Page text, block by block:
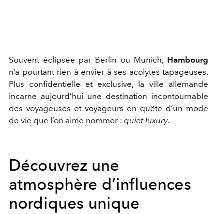
Souvent éclipsée par Berlin ou Munich, Hambourg
n’a pourtant rien à envier à ses acolytes tapageuses.
Plus confidentielle et exclusive, la ville allemande
incarne aujourd’hui une destination incontournable
des voyageuses et voyageurs en quête d’un mode
de vie que l’on aime nommer : quiet luxury.
Découvrez une
atmosphère d’influences
nordiques unique